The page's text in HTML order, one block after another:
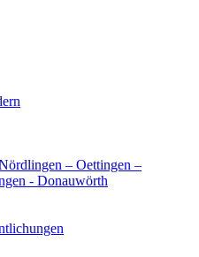
– Oettingen –
- Donauwörth